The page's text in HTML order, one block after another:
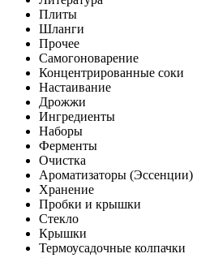
Плиты
Шланги
Прочее
Самогоноварение
Концентрированные соки
Настаивание
Дрожжи
Ингредиенты
Наборы
Ферменты
Очистка
Ароматизаторы (Эссенции)
Хранение
Пробки и крышки
Стекло
Крышки
Термоусадочные колпачки